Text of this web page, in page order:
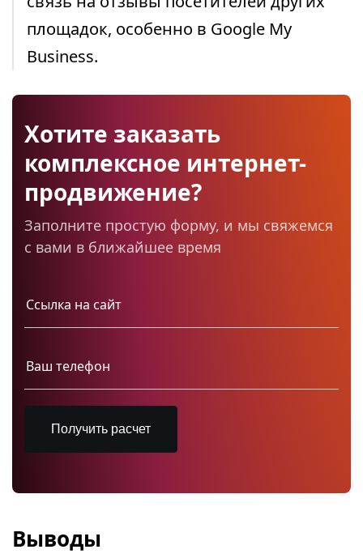
площадок, особенно в Google My
Business.
Хотите заказать
комплексное интернет-
продвижение?
Заполните простую форму, и мы свяжемся
с вами в ближайшее время
Получить расчет
Выводы